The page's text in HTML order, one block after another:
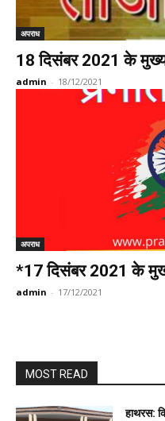
अपराध
18 दिसंबर 2021 के मुख्य
admin - 18/12/2021
अपराध
*17 दिसंबर 2021 के
admin - 17/12/2021
MOST READ
हाथरस: